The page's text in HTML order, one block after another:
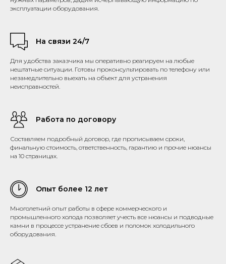
эксплуатации оборудования.
На связи 24/7
Для удобства заказчика мы оперативно реагируем на любые
нештатные ситуации. Готовы проконсультировать по телефону или
незамедлительно выехать на объект для устранения
неисправностей.
Работа по договору
Составляем подробный договор, где прописываем сроки,
финальную стоимость, ответственность, гарантию и прочие нюансы
на 10 страницах.
Опыт более 12 лет
Многолетний опыт работы в сфере коммерческого и
промышленного холода позволяет учесть все нюансы и подводные
камни в процессе устранение сбоев и поломок холодильного
оборудования.